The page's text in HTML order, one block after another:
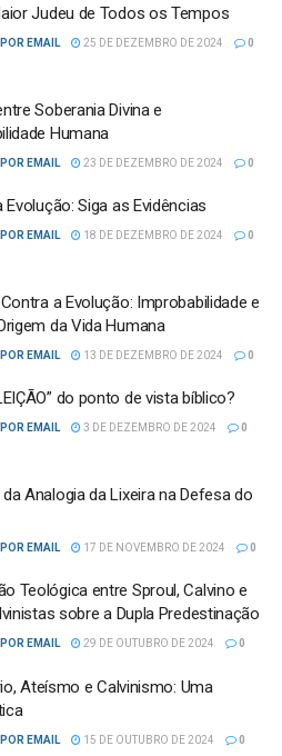
Judeu de Todos os Tempos
EMAIL 25 DE DEZEMBRO DE 2024 0
Soberania Divina e
Humana
EMAIL 23 DE DEZEMBRO DE 2024 0
Evolução: Siga as Evidências
EMAIL 18 DE DEZEMBRO DE 2024 0
a Evolução: Improbabilidade e
da Vida Humana
EMAIL 13 DE DEZEMBRO DE 2024 0
do ponto de vista bíblico?
EMAIL 3 DE DEZEMBRO DE 2024 0
Analogia da Lixeira na Defesa do
EMAIL 17 DE NOVEMBRO DE 2024 0
Teológica entre Sproul, Calvino e
sobre a Dupla Predestinação
EMAIL 29 DE OUTUBRO DE 2024 0
Ateísmo e Calvinismo: Uma
EMAIL 15 DE OUTUBRO DE 2024 0